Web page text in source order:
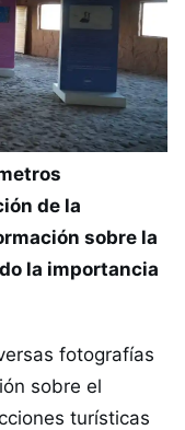
de la
sobre la
la importancia
fotografías
sobre el
turísticas